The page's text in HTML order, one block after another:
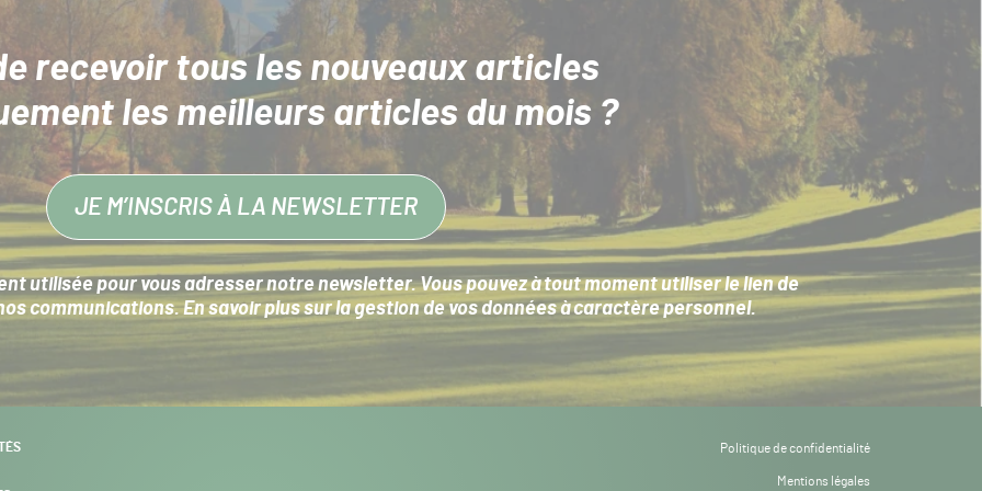
recevoir tous les nouveaux articles
les meilleurs articles du mois ?
JE M’INSCRIS À LA NEWSLETTER
utilisée pour vous adresser notre newsletter. Vous pouvez à tout moment utiliser le lien de
communications. En savoir plus sur lagestion de vos données à caractère personnel.
Politique de confidentialité
Mentions légales